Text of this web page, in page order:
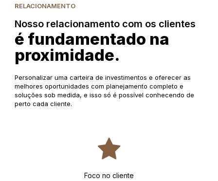
RELACIONAMENTO
Nosso relacionamento com os clientes
é fundamentado na
proximidade.
Personalizar uma carteira de investimentos e oferecer as
melhores oportunidades com planejamento completo e
soluções sob medida, e isso só é possível conhecendo de
perto cada cliente.
Foco no cliente